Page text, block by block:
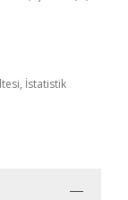
İstatistik